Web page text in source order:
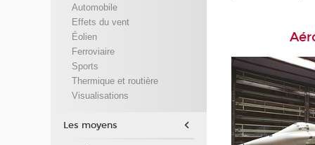
Automobile
Effets du vent
Éolien
Ferroviaire
Sports
Thermique et routière
Visualisations
Les moyens